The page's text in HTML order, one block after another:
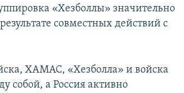
«Хезболлы» значительно
совместных действий с
ХАМАС, «Хезболла» и войска
собой, а Россия активно